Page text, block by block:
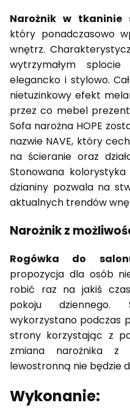
Narożnik w tkaninie
który ponadczasowo
wnętrz.
wytrzymałym
elegancko i stylowo.
nietuzinkowy efekt
przez co mebel
Sofa narożna HOPE
nazwie NAVE, który
na ścieranie oraz
Stonowana
dzianiny pozwala na
aktualnych trendów
Narożnik z
Rogówka do
propozycja dla osób
robić raz na jakiś
pokoju dziennego.
wykorzystano podczas
strony korzystając z
zmiana narożnika z
lewostronną nie będzie
Wykonanie: